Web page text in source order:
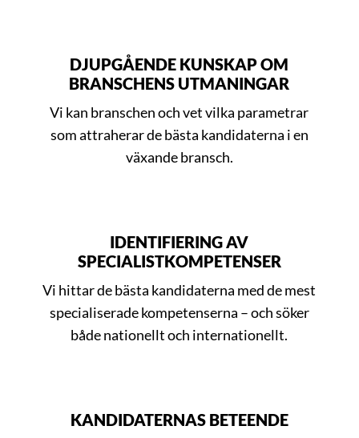
DJUPGÅENDE KUNSKAP OM
BRANSCHENS UTMANINGAR
Vi kan branschen och vet vilka parametrar
som attraherar de bästa kandidaterna i en
växande bransch.
IDENTIFIERING AV
SPECIALISTKOMPETENSER
Vi hittar de bästa kandidaterna med de mest
specialiserade kompetenserna – och söker
både nationellt och internationellt.
KANDIDATERNAS BETEENDE